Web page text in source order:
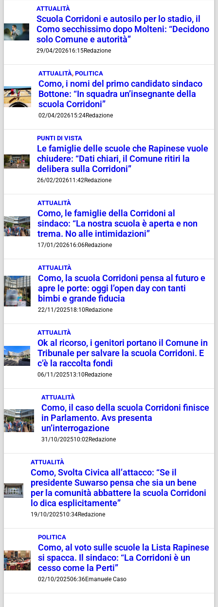
ATTUALITÀ
Scuola Corridoni e autosilo per lo stadio, il
Como secchissimo dopo Molteni: “Decidono
solo Comune e autorità”
29/04/202616:15Redazione
ATTUALITÀ,POLITICA
Como, i nomi del primo candidato sindaco
Bottone: “In squadra un’insegnante della
scuola Corridoni”
02/04/202615:24Redazione
PUNTI DI VISTA
Le famiglie delle scuole che Rapinese vuole
chiudere: “Dati chiari, il Comune ritiri la
delibera sulla Corridoni”
26/02/202611:42Redazione
ATTUALITÀ
Como, le famiglie della Corridoni al
sindaco: “La nostra scuola è aperta e non
trema. No alle intimidazioni”
17/01/202616:06Redazione
ATTUALITÀ
Como, la scuola Corridoni pensa al futuro e
apre le porte: oggi l’open day con tanti
bimbi e grande fiducia
22/11/202518:10Redazione
ATTUALITÀ
Ok al ricorso, i genitori portano il Comune in
Tribunale per salvare la scuola Corridoni. E
c’è la raccolta fondi
06/11/202513:10Redazione
ATTUALITÀ
Como, il caso della scuola Corridoni finisce
in Parlamento. Avs presenta
un’interrogazione
31/10/202510:02Redazione
ATTUALITÀ
Como, Svolta Civica all’attacco: “Se il
presidente Suwarso pensa che sia un bene
per la comunità abbattere la scuola Corridoni
lo dica esplicitamente”
19/10/202510:34Redazione
POLITICA
Como, al voto sulle scuole la Lista Rapinese
si spacca. Il sindaco: “La Corridoni è un
cesso come la Perti”
02/10/202506:36Emanuele Caso